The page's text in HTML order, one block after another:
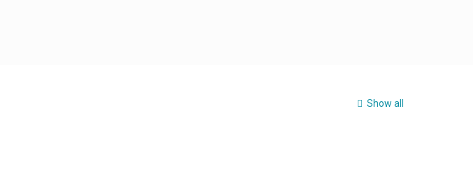
Show all